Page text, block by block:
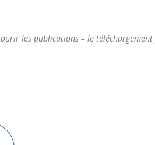
les publications – le